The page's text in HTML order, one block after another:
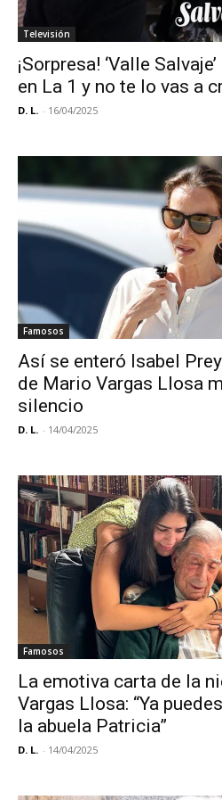
Televisión
¡Sorpresa! ‘Valle
en La 1 y no te lo vas a
D. L. - 16/04/2025
Famosos
Así se enteró Isabel
de Mario Vargas Llosa
silencio
D. L. - 14/04/2025
Famosos
La emotiva carta de la
Vargas Llosa: “Ya
la abuela Patricia”
D. L. - 14/04/2025